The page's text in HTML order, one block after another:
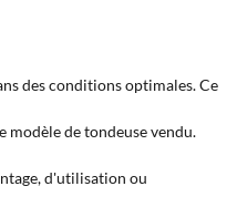
des conditions optimales. Ce
modèle de tondeuse vendu.
d'utilisation ou